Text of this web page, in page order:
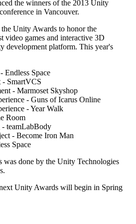
et opérations de jeu en direct
des utilisateurs mobiles
et D2C
les bons jeux
Unity
Monétisez avec Unity
en magasin en expériences en ligne
en voiture
monde réel
de base
conseils techniques
de presse
créateurs et initiés
dans le monde entier
pratiques
à votre institution
the winners of the 2013 Unity
in Vancouver.
Unity Awards to honor the
video games and interactive 3D
development platform. This year's
Endless Space
- SmartVCS
- Marmoset Skyshop
- Guns of Icarus Online
- Year Walk
Room
teamLabBody
- Become Iron Man
Space
was done by the Unity Technologies
Unity Awards will begin in Spring